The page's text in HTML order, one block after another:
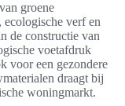
groene
ecologische verf en
de constructie van
voetafdruk
voor een gezondere
draagt bij
woningmarkt.